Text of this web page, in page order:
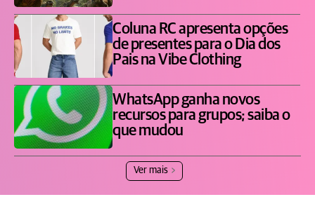
Coluna RC apresenta opções
de presentes para o Dia dos
Pais na Vibe Clothing
WhatsApp ganha novos
recursos para grupos; saiba o
que mudou
Ver mais